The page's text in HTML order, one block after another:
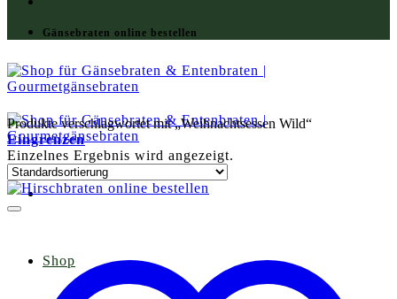
Gänsebraten online bestellen
Shop
Produkte verschlagwortet mit „Weihnachtsessen Wild“
Eingrenzen
Einzelnes Ergebnis wird angezeigt.